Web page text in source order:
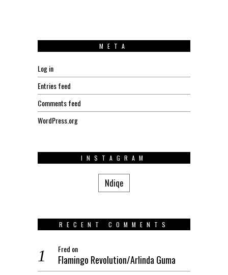
META
Log in
Entries feed
Comments feed
WordPress.org
INSTAGRAM
Ndiqe
RECENT COMMENTS
Fred on
Flamingo Revolution/Arlinda Guma